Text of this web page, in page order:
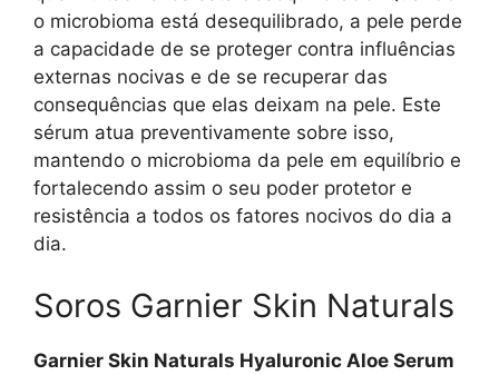
o microbioma está desequilibrado, a pele perde
a capacidade de se proteger contra influências
externas nocivas e de se recuperar das
consequências que elas deixam na pele. Este
sérum atua preventivamente sobre isso,
mantendo o microbioma da pele em equilíbrio e
fortalecendo assim o seu poder protetor e
resistência a todos os fatores nocivos do dia a
dia.
Soros Garnier Skin Naturals
Garnier Skin Naturals Hyaluronic Aloe Serum